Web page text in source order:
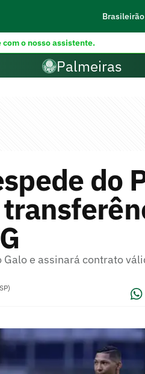
Brasileirão
com o nosso assistente.
Palmeiras
do
e assinará contrato